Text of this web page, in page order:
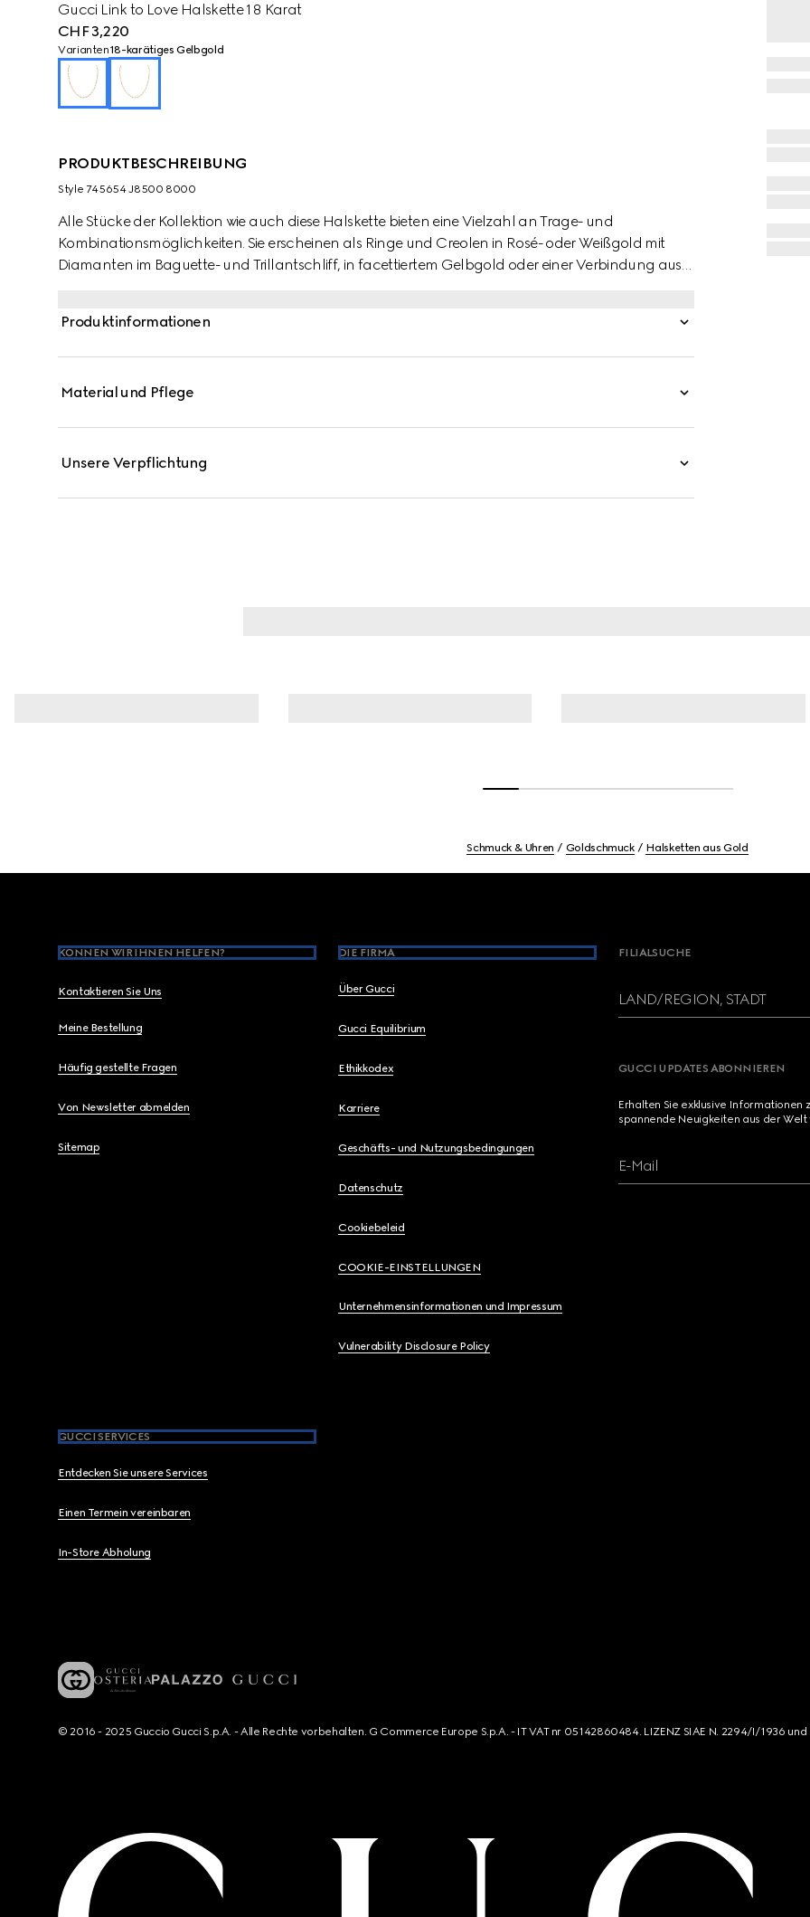
Gucci Link to Love Halskette 18 Karat
CHF 3,220
Varianten18-karätiges Gelbgold
PRODUKTBESCHREIBUNG
Style ‎745654 J8500 8000
Alle Stücke der Kollektion wie auch diese Halskette bieten eine Vielzahl an Trage- und
Kombinationsmöglichkeiten. Sie erscheinen als Ringe und Creolen in Rosé- oder Weißgold mit
Diamanten im Baguette- und Trillantschliff, in facettiertem Gelbgold oder einer Verbindung aus
Produktinformationen
Material und Pflege
Unsere Verpflichtung
Schmuck & Uhren Goldschmuck Halsketten aus Gold
KÖNNEN WIR IHNEN HELFEN?
Kontaktieren Sie Uns
Meine Bestellung
Häufig gestellte Fragen
Von Newsletter abmelden
Sitemap
DIE FIRMA
Über Gucci
Gucci Equilibrium
Ethikkodex
Karriere
Geschäfts- und Nutzungsbedingungen
Datenschutz
Cookiebeleid
COOKIE-EINSTELLUNGEN
Unternehmensinformationen und Impressum
Vulnerability Disclosure Policy
GUCCI SERVICES
Entdecken Sie unsere Services
Einen Termein vereinbaren
In-Store Abholung
FILIALSUCHE
LAND/REGION, STADT
GUCCI UPDATES ABONNIEREN
Erhalten Sie exklusive
spannende Neuigkeiten aus der Welt
E-Mail
© 2016 - 2025 Guccio Gucci S.p.A. - Alle Rechte vorbehalten. G Commerce Europe S.p.A. - IT VAT nr 05142860484. LIZENZ SIAE N. 2294/I/1936